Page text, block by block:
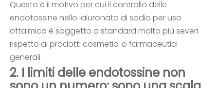
Questo è il motivo per cui il controllo delle
endotossine nello ialuronato di sodio per uso
oftalmico è soggetto a standard molto più severi
rispetto ai prodotti cosmetici o farmaceutici
generali.
2. I limiti delle endotossine non